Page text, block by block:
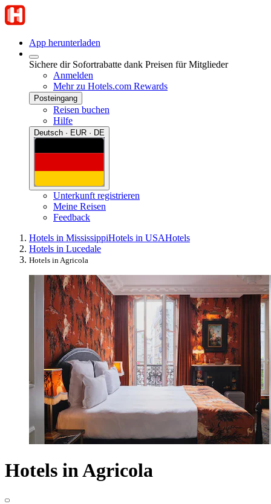
App herunterladen
Sichere dir Sofortrabatte dank Preisen für Mitglieder
Anmelden
Mehr zu Hotels.com Rewards
Posteingang
Reisen buchen
Hilfe
Deutsch · EUR · DE
Unterkunft registrieren
Meine Reisen
Feedback
Hotels in MississippiHotels in USAHotels
Hotels in Lucedale
Hotels in Agricola
Hotels in Agricola